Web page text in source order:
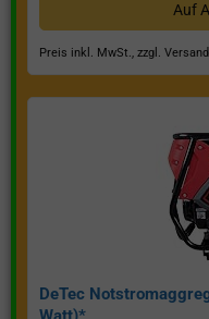
Auf
Preis inkl. MwSt., zzgl.
DeTec